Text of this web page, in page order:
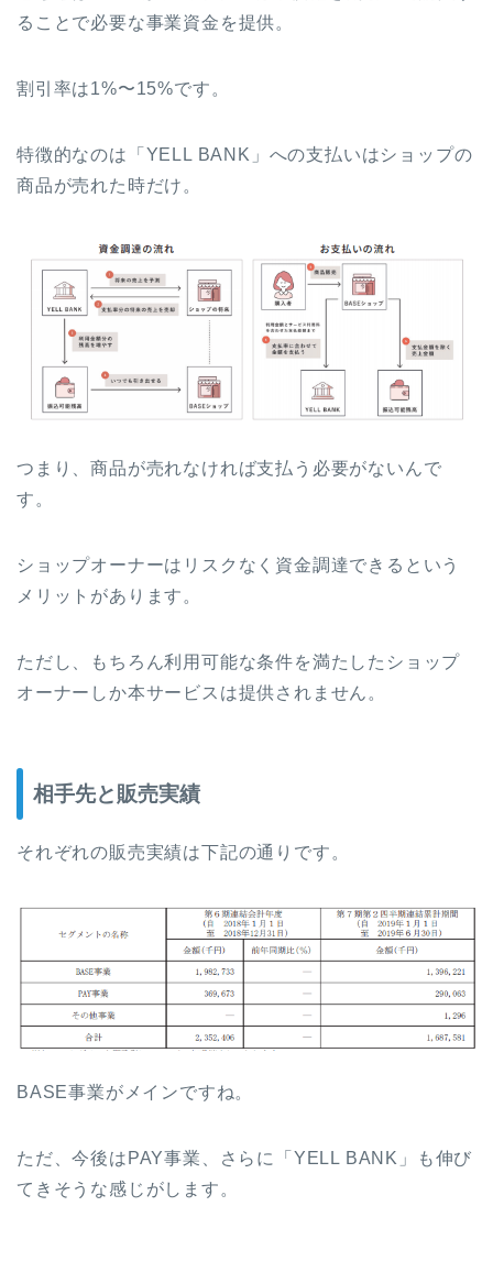
ることで必要な事業資金を提供。
割引率は1%〜15%です。
特徴的なのは「YELL BANK」への支払いはショップの
商品が売れた時だけ。
つまり、商品が売れなければ支払う必要がないんで
す。
ショップオーナーはリスクなく資金調達できるという
メリットがあります。
ただし、もちろん利用可能な条件を満たしたショップ
オーナーしか本サービスは提供されません。
相手先と販売実績
それぞれの販売実績は下記の通りです。
BASE事業がメインですね。
ただ、今後はPAY事業、さらに「YELL BANK」も伸び
てきそうな感じがします。